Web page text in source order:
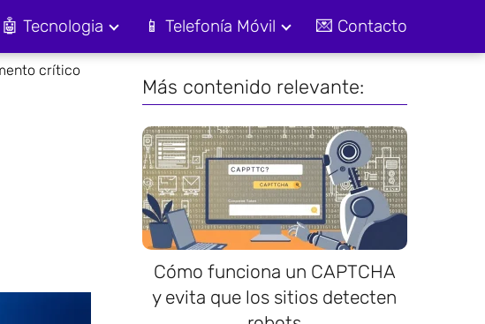
🤖 Tecnologia 📱 Telefonía Móvil 💌 Contacto
crítico
Más contenido relevante:
Cómo funciona un CAPTCHA
y evita que los sitios detecten